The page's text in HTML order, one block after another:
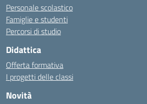
Personale scolastico
Famiglie e studenti
Percorsi di studio
Didattica
Offerta formativa
I progetti delle classi
Novità